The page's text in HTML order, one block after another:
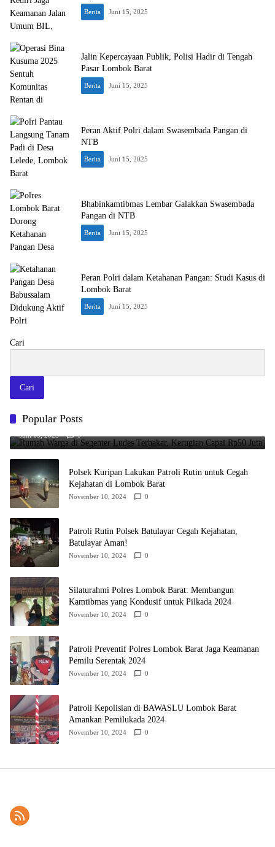
Berita Juni 15, 2025
Jalin Kepercayaan Publik, Polisi Hadir di Tengah
Pasar Lombok Barat
Berita Juni 15, 2025
Peran Aktif Polri dalam Swasembada Pangan di
NTB
Berita Juni 15, 2025
Bhabinkamtibmas Lembar Galakkan Swasembada
Pangan di NTB
Berita Juni 15, 2025
Peran Polri dalam Ketahanan Pangan: Studi Kasus di
Lombok Barat
Berita Juni 15, 2025
Cari
Cari
Popular Posts
Juta
Juni 15, 2025 0
Polsek Kuripan Lakukan Patroli Rutin untuk Cegah
Kejahatan di Lombok Barat
November 10, 2024 0
Patroli Rutin Polsek Batulayar Cegah Kejahatan,
Batulayar Aman!
November 10, 2024 0
Silaturahmi Polres Lombok Barat: Membangun
Kamtibmas yang Kondusif untuk Pilkada 2024
November 10, 2024 0
Patroli Preventif Polres Lombok Barat Jaga Keamanan
Pemilu Serentak 2024
November 10, 2024 0
Patroli Kepolisian di BAWASLU Lombok Barat
Amankan Pemilukada 2024
November 10, 2024 0